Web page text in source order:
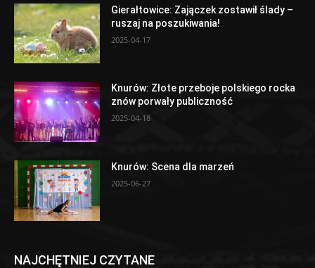
Gierałtowice: Zajączek zostawił ślady –
ruszaj na poszukiwania!
2025-04-17
Knurów: Złote przeboje polskiego rocka
znów porwały publiczność
2025-04-18
Knurów: Scena dla marzeń
2025-06-27
NAJCHĘTNIEJ CZYTANE